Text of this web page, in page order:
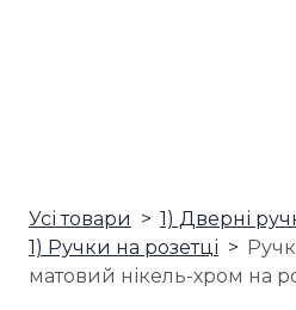
Усі товари
1) Дверні
1) Ручки на розетці
матовий нікель-хром на